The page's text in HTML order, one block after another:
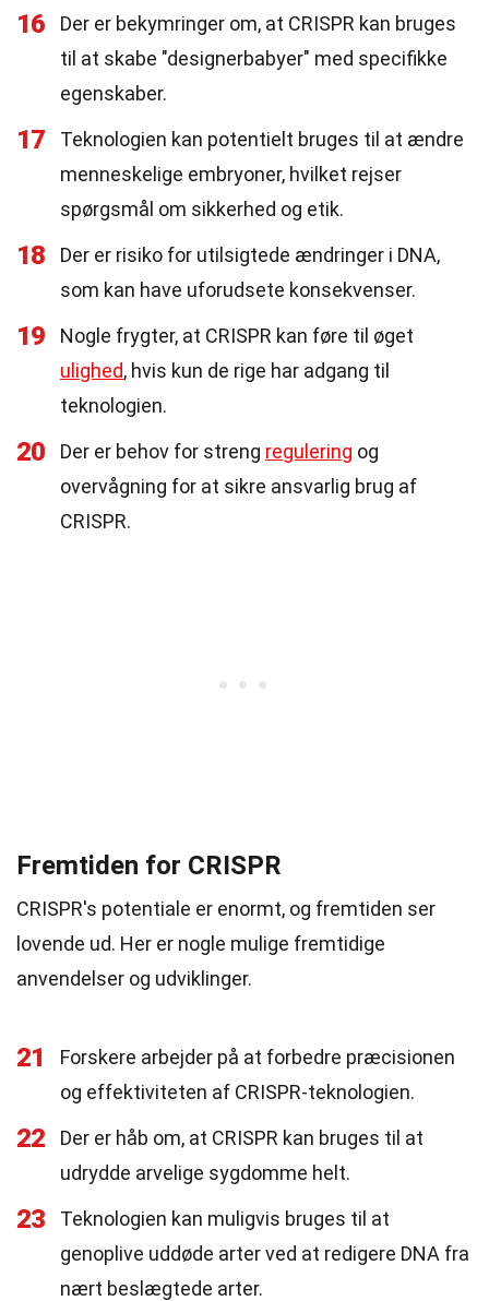
16
Der er bekymringer om, at CRISPR kan bruges
til at skabe "designerbabyer" med specifikke
egenskaber.
17
Teknologien kan potentielt bruges til at ændre
menneskelige embryoner, hvilket rejser
spørgsmål om sikkerhed og etik.
18
Der er risiko for utilsigtede ændringer i DNA,
som kan have uforudsete konsekvenser.
19
Nogle frygter, at CRISPR kan føre til øget
ulighed, hvis kun de rige har adgang til
teknologien.
20 Der er behov for streng regulering og
overvågning for at sikre ansvarlig brug af
CRISPR.
Fremtiden for CRISPR
CRISPR's potentiale er enormt, og fremtiden ser
lovende ud. Her er nogle mulige fremtidige
anvendelser og udviklinger.
21
Forskere arbejder på at forbedre præcisionen
og effektiviteten af CRISPR-teknologien.
22
Der er håb om, at CRISPR kan bruges til at
udrydde arvelige sygdomme helt.
23
Teknologien kan muligvis bruges til at
genoplive uddøde arter ved at redigere DNA fra
nært beslægtede arter.